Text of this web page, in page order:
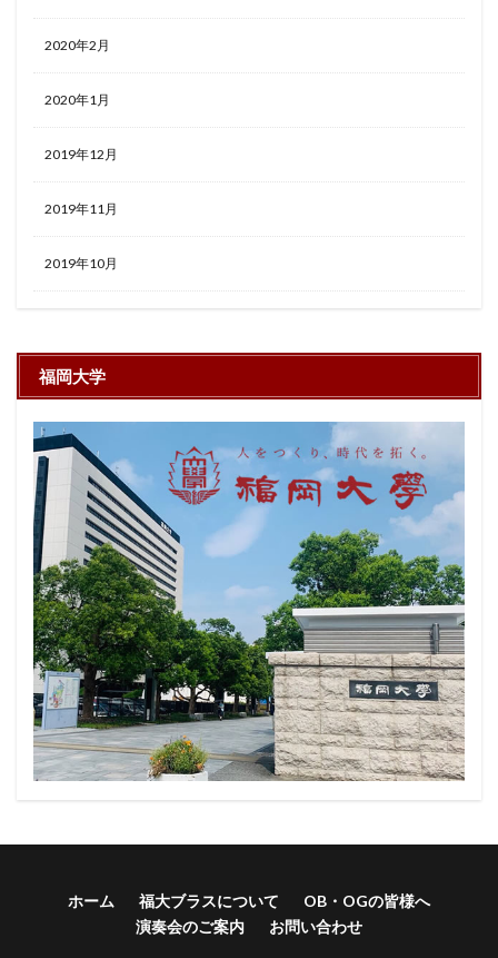
2020年2月
2020年1月
2019年12月
2019年11月
2019年10月
福岡大学
ホーム 福大ブラスについて
OB・OGの皆様へ
演奏会のご案内
お問い合わせ